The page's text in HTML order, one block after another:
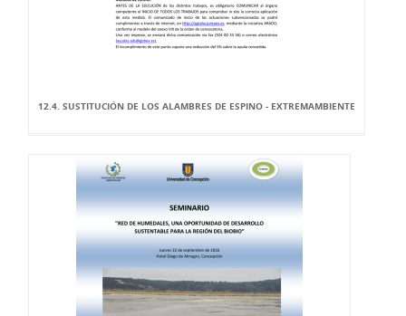
12.4. SUSTITUCIÓN DE LOS ALAMBRES DE ESPINO - EXTREMAMBIENTE